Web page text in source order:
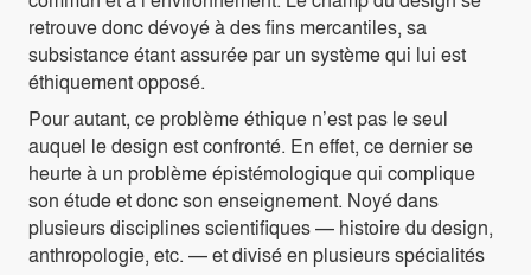
retrouve donc dévoyé à des fins mercantiles, sa
subsistance étant assurée par un système qui lui est
éthiquement opposé.
Pour autant, ce problème éthique n’est pas le seul
auquel le design est confronté. En effet, ce dernier se
heurte à un problème épistémologique qui complique
son étude et donc son enseignement. Noyé dans
plusieurs disciplines scientifiques — histoire du design,
anthropologie, etc. — et divisé en plusieurs spécialités